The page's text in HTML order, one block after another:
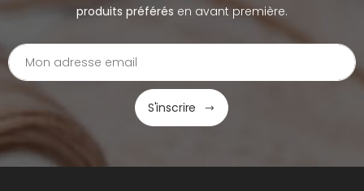
produits préférés en avant première.
S'inscrire